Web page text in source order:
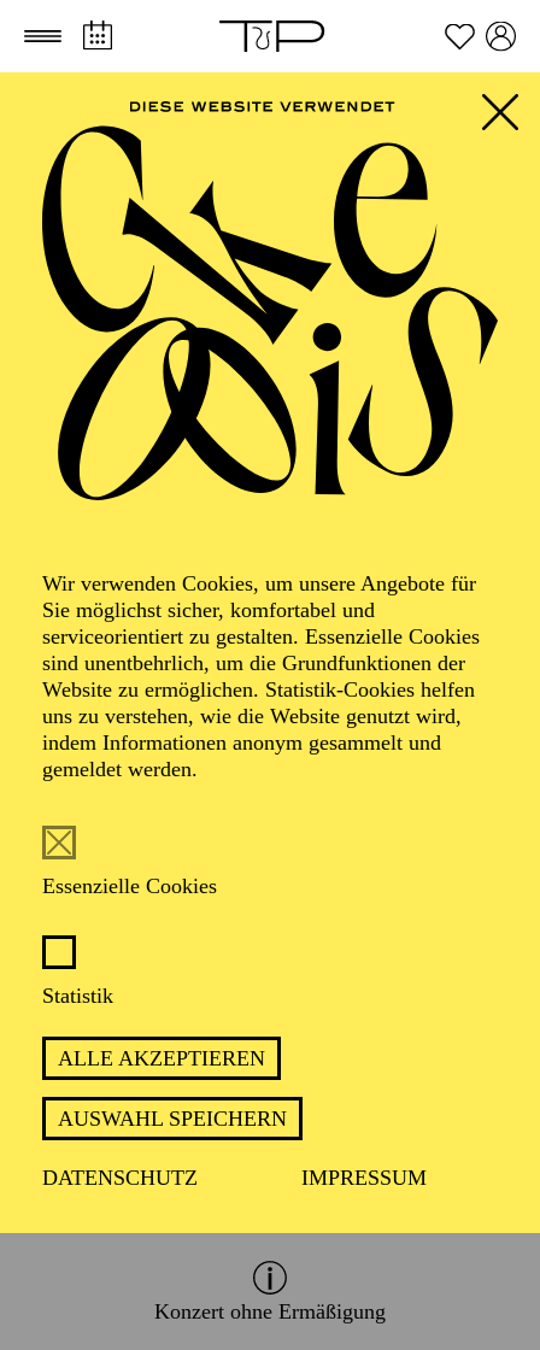
Zum Hauptinhalt springen Zum Footer springen
Wir verwenden Cookies, um unsere Angebote für
Sie möglichst sicher, komfortabel und
serviceorientiert zu gestalten. Essenzielle Cookies
sind unentbehrlich, um die Grundfunktionen der
Website zu ermöglichen. Statistik-Cookies helfen
uns zu verstehen, wie die Website genutzt wird,
indem Informationen anonym gesammelt und
gemeldet werden.
Essenzielle Cookies
Statistik
ALLE AKZEPTIEREN
AUSWAHL SPEICHERN
DATENSCHUTZ IMPRESSUM
PHILHARMONIE
Sommerkonzert für
Senior*innen
Peter Alexander
Veranstalter: Eine Kooperation der Philharmonie Essen
TERMIN
Mittwoch 23. Juni 2027
Donnerstag 24. Juni 2027
Konzert ohne Ermäßigung